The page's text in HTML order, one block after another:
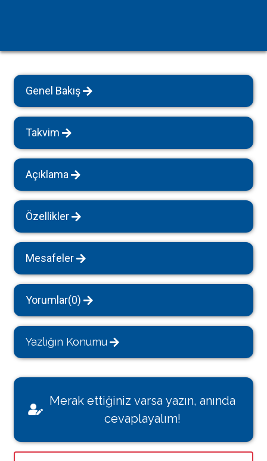
Genel Bakış
Takvim
Açıklama
Özellikler
Mesafeler
Yorumlar(0)
Yazlığın Konumu
Merak ettiğiniz varsa yazın, anında
cevaplayalım!